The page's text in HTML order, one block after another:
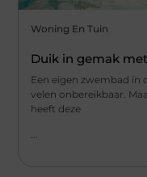
Woning En Tuin
Duik in gemak
Een eigen zwembad in
velen onbereikbaar.
heeft deze
...